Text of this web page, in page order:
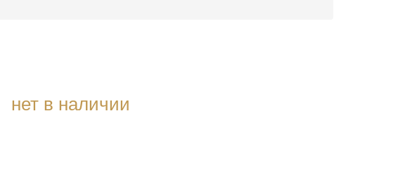
нет в наличии